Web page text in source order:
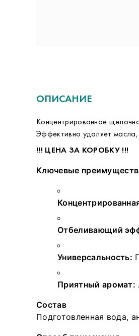
ОПИСАНИЕ
Концентрированное
Эффективно удаляет
!!! ЦЕНА ЗА КОРОБКУ !!!
Ключевые
Отбеливающий
Универсальность:
Приятный аромат:
Состав
Подготовленная вода,